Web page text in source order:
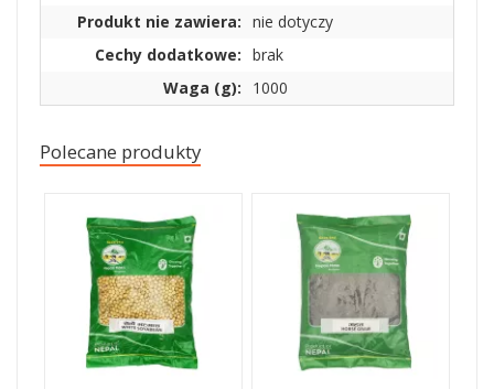
Produkt nie zawiera: nie dotyczy
Cechy dodatkowe: brak
Waga (g):
1000
Polecane produkty